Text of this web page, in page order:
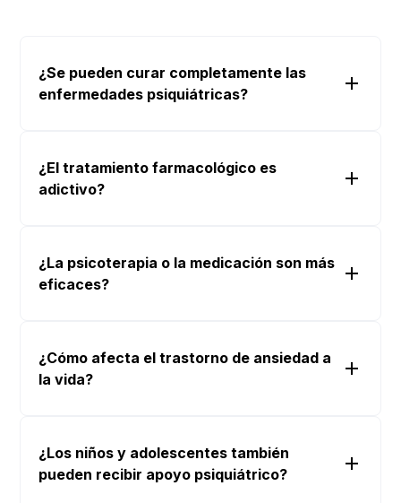
¿Se pueden curar completamente las
enfermedades psiquiátricas?
¿El tratamiento farmacológico es
adictivo?
¿La psicoterapia o la medicación son más
eficaces?
¿Cómo afecta el trastorno de ansiedad a
la vida?
¿Los niños y adolescentes también
pueden recibir apoyo psiquiátrico?